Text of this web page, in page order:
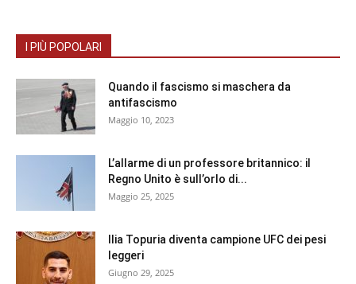
I PIÙ POPOLARI
Quando il fascismo si maschera da
antifascismo
Maggio 10, 2023
L’allarme di un professore britannico: il
Regno Unito è sull’orlo di...
Maggio 25, 2025
Ilia Topuria diventa campione UFC dei pesi
leggeri
Giugno 29, 2025